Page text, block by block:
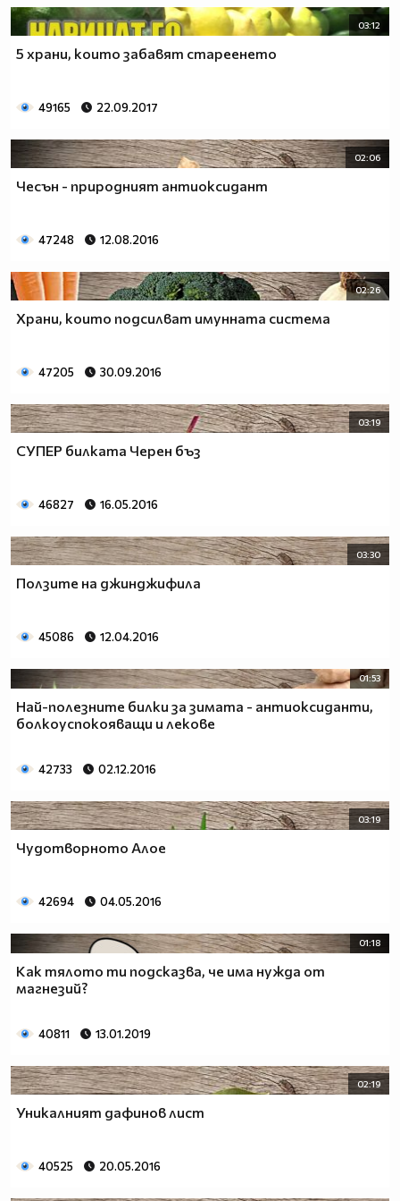
03:12
5 храни, които забавят стареенето
49165 22.09.2017
02:06
Чесън - природният антиоксидант
47248 12.08.2016
02:26
Храни, които подсилват имунната система
47205 30.09.2016
03:19
СУПЕР билката Черен бъз
46827 16.05.2016
03:30
Ползите на джинджифила
45086 12.04.2016
01:53
Най-полезните билки за зимата - антиоксиданти,
болкоуспокояващи и лекове
42733 02.12.2016
03:19
Чудотворното Алое
42694 04.05.2016
01:18
Как тялото ти подсказва, че има нужда от
магнезий?
40811 13.01.2019
02:19
Уникалният дафинов лист
40525 20.05.2016